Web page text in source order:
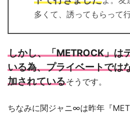
多くて、誘ってもらって
しかし、「METROCK」は
いる為、プライベートでは
加されているそうです。
ちなみに関ジャニ∞は昨年『